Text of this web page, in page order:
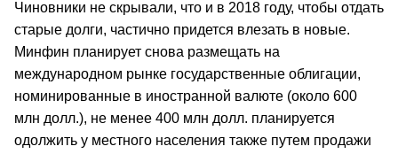
Чиновники не скрывали, что и в 2018 году, чтобы отдать
старые долги, частично придется влезать в новые.
Минфин планирует снова размещать на
международном рынке государственные облигации,
номинированные в иностранной валюте (около 600
млн долл.), не менее 400 млн долл. планируется
одолжить у местного населения также путем продажи